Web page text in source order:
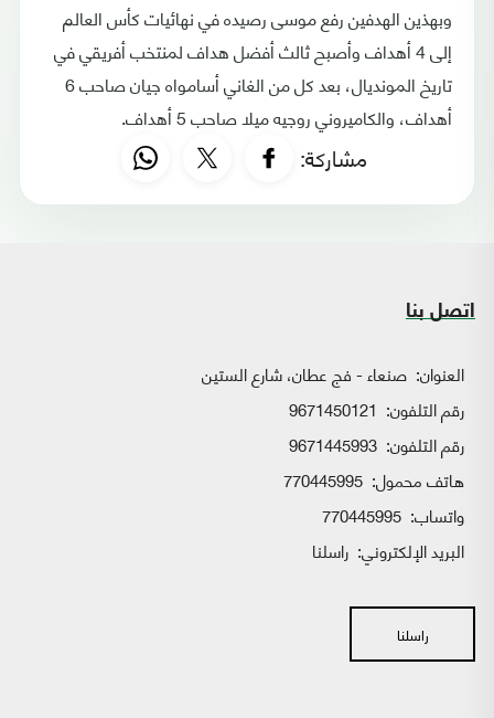
وبهذين الهدفين رفع موسى رصيده في نهائيات كأس العالم
إلى 4 أهداف وأصبح ثالث أفضل هداف لمنتخب أفريقي في
تاريخ المونديال، بعد كل من الغاني أسامواه جيان صاحب 6
أهداف، والكاميروني روجيه ميلا صاحب 5 أهداف.
مشاركة:
اتصل بنا
العنوان: صنعاء - فج عطان، شارع الستين
رقم التلفون: 9671450121
رقم التلفون: 9671445993
هاتف محمول: 770445995
واتساب:
البريد الإلكتروني: راسلنا
راسلنا